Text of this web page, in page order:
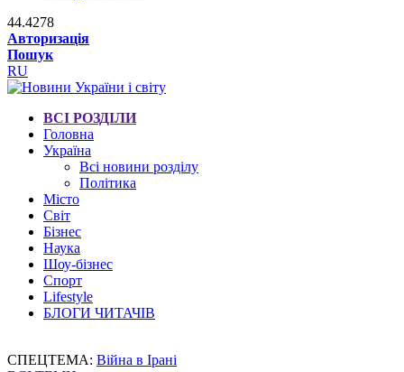
44.4278
Авторизація
Пошук
RU
ВСІ РОЗДІЛИ
Головна
Україна
Всі новини розділу
Політика
Місто
Світ
Бізнес
Наука
Шоу-бізнес
Спорт
Lifestyle
БЛОГИ ЧИТАЧІВ
СПЕЦТЕМА: Війна в Ірані